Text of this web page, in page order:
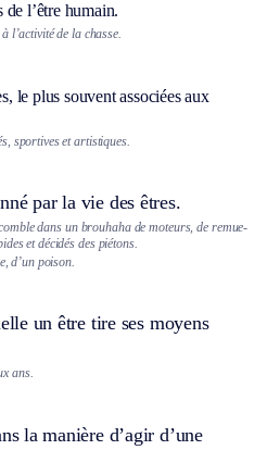
de l’être humain.
l’activité de la chasse.
le plus souvent associées aux
sportives et artistiques.
par la vie des êtres.
dans un brouhaha de moteurs, de remue-
et décidés des piétons.
d’un poison.
un être tire ses moyens
ans.
la manière d’agir d’une